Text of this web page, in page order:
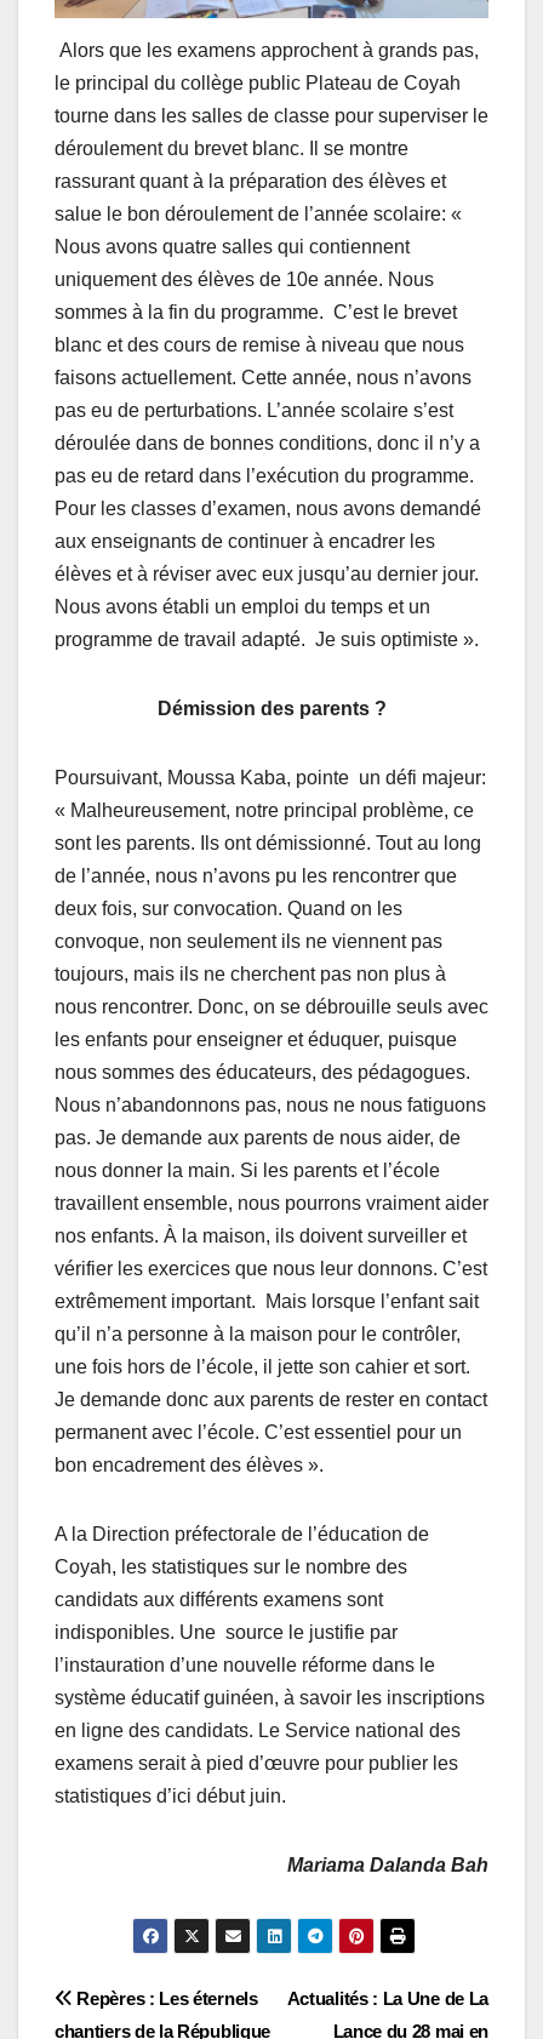
Alors que les examens approchent à grands pas,
le principal du collège public Plateau de Coyah
tourne dans les salles de classe pour superviser le
déroulement du brevet blanc. Il se montre
rassurant quant à la préparation des élèves et
salue le bon déroulement de l’année scolaire: «
Nous avons quatre salles qui contiennent
uniquement des élèves de 10e année. Nous
sommes à la fin du programme. C’est le brevet
blanc et des cours de remise à niveau que nous
faisons actuellement. Cette année, nous n’avons
pas eu de perturbations. L’année scolaire s’est
déroulée dans de bonnes conditions, donc il n’y a
pas eu de retard dans l’exécution du programme.
Pour les classes d’examen, nous avons demandé
aux enseignants de continuer à encadrer les
élèves et à réviser avec eux jusqu’au dernier jour.
Nous avons établi un emploi du temps et un
programme de travail adapté. Je suis optimiste ».
Démission des parents ?
Poursuivant, Moussa Kaba, pointe un défi majeur:
« Malheureusement, notre principal problème, ce
sont les parents. Ils ont démissionné. Tout au long
de l’année, nous n’avons pu les rencontrer que
deux fois, sur convocation. Quand on les
convoque, non seulement ils ne viennent pas
toujours, mais ils ne cherchent pas non plus à
nous rencontrer. Donc, on se débrouille seuls avec
les enfants pour enseigner et éduquer, puisque
nous sommes des éducateurs, des pédagogues.
Nous n’abandonnons pas, nous ne nous fatiguons
pas. Je demande aux parents de nous aider, de
nous donner la main. Si les parents et l’école
travaillent ensemble, nous pourrons vraiment aider
nos enfants. À la maison, ils doivent surveiller et
vérifier les exercices que nous leur donnons. C’est
extrêmement important. Mais lorsque l’enfant sait
qu’il n’a personne à la maison pour le contrôler,
une fois hors de l’école, il jette son cahier et sort.
Je demande donc aux parents de rester en contact
permanent avec l’école. C’est essentiel pour un
bon encadrement des élèves ».
A la Direction préfectorale de l’éducation de
Coyah, les statistiques sur le nombre des
candidats aux différents examens sont
indisponibles. Une source le justifie par
l’instauration d’une nouvelle réforme dans le
système éducatif guinéen, à savoir les inscriptions
en ligne des candidats. Le Service national des
examens serait à pied d’œuvre pour publier les
statistiques d’ici début juin.
Mariama Dalanda Bah
Navigation
Actualités : La Une de La
Lance du 28 mai en
Repères : Les éternels
chantiers de la République